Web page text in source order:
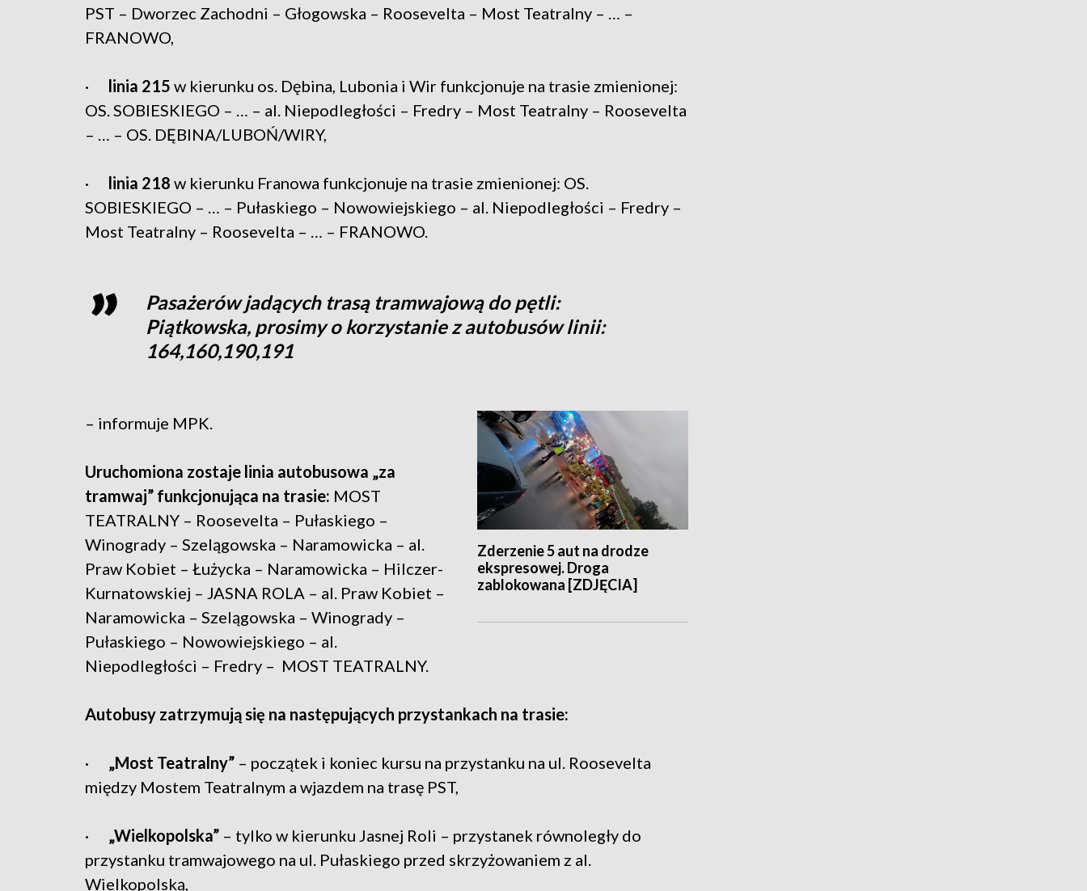
PST – Dworzec Zachodni – Głogowska – Roosevelta – Most Teatralny – … –
FRANOWO,
· linia 215 w kierunku os. Dębina, Lubonia i Wir funkcjonuje na trasie zmienionej:
OS. SOBIESKIEGO – … – al. Niepodległości – Fredry – Most Teatralny – Roosevelta
– … – OS. DĘBINA/LUBOŃ/WIRY,
· linia 218 w kierunku Franowa funkcjonuje na trasie zmienionej: OS.
SOBIESKIEGO – … – Pułaskiego – Nowowiejskiego – al. Niepodległości – Fredry –
Most Teatralny – Roosevelta – … – FRANOWO.
Pasażerów jadących trasą tramwajową do pętli:
Piątkowska, prosimy o korzystanie z autobusów linii:
164,160,190,191
Zderzenie 5 aut na drodze
ekspresowej. Droga
zablokowana [ZDJĘCIA]
– informuje MPK.
Uruchomiona zostaje linia autobusowa „za
tramwaj” funkcjonująca na trasie: MOST
TEATRALNY – Roosevelta – Pułaskiego –
Winogrady – Szelągowska – Naramowicka – al.
Praw Kobiet – Łużycka – Naramowicka – Hilczer-
Kurnatowskiej – JASNA ROLA – al. Praw Kobiet –
Naramowicka – Szelągowska – Winogrady –
Pułaskiego – Nowowiejskiego – al.
Niepodległości – Fredry – MOST TEATRALNY.
Autobusy zatrzymują się na następujących przystankach na trasie:
· „Most Teatralny” – początek i koniec kursu na przystanku na ul. Roosevelta
między Mostem Teatralnym a wjazdem na trasę PST,
· „Wielkopolska” – tylko w kierunku Jasnej Roli – przystanek równoległy do
przystanku tramwajowego na ul. Pułaskiego przed skrzyżowaniem z al.
Wielkopolską,